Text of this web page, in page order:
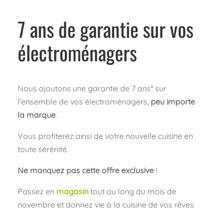
7 ans de garantie sur vos
électroménagers
Nous ajoutons une garantie de 7 ans* sur
l’ensemble de vos électroménagers, peu importe
la marque.
Vous profiterez ainsi de votre nouvelle cuisine en
toute sérénité.
Ne manquez pas cette offre exclusive!
Passez en magasintout au long du mois de
novembre et donnez vie à la cuisine de vos rêves.